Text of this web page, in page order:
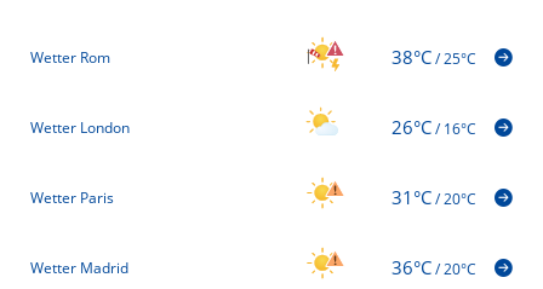
Wetter Rom 38°C/25°C
Wetter London 26°C/16°C
Wetter Paris 31°C/20°C
Wetter Madrid 36°C/20°C